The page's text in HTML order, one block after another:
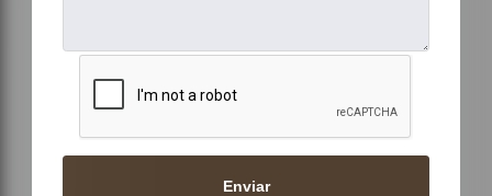
Enviar